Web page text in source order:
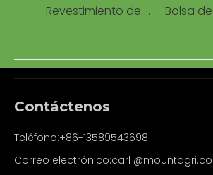
Revestimiento de contenedores
Contáctenos
Teléfono:+86-13589543698
Correo electrónico:carl